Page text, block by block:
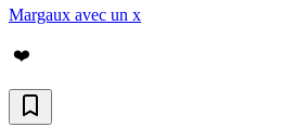
Margaux avec un x
❤️